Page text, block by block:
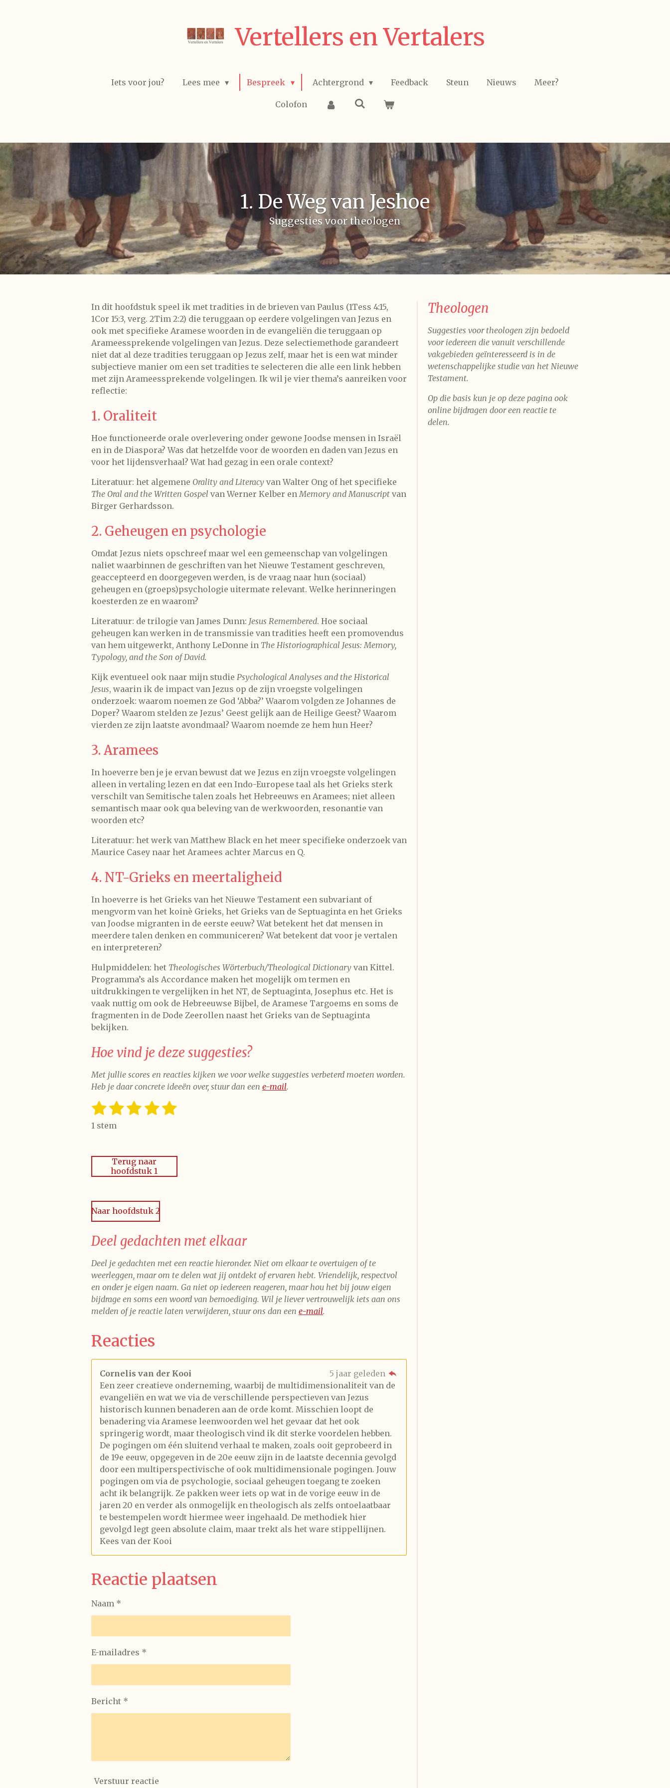
Vertellers en Vertalers
Iets voor jou? Lees mee Bespreek Achtergrond Feedback Steun Nieuws Meer?
Colofon
1. De Weg van Jeshoe
Suggesties voor theologen
In dit hoofdstuk speel ik met tradities in de brieven van Paulus (1Tess 4:15,
1Cor 15:3, verg. 2Tim 2:2) die teruggaan op eerdere volgelingen van Jezus en
ook met specifieke Aramese woorden in de evangeliën die teruggaan op
Arameessprekende volgelingen van Jezus. Deze selectiemethode garandeert
niet dat al deze tradities teruggaan op Jezus zelf, maar het is een wat minder
subjectieve manier om een set tradities te selecteren die alle een link hebben
met zijn Arameessprekende volgelingen. Ik wil je vier thema’s aanreiken voor
reflectie:
1. Oraliteit
Hoe functioneerde orale overlevering onder gewone Joodse mensen in Israël
en in de Diaspora? Was dat hetzelfde voor de woorden en daden van Jezus en
voor het lijdensverhaal? Wat had gezag in een orale context?
Literatuur: het algemene Orality and Literacy van Walter Ong of het specifieke
The Oral and the Written Gospel van Werner Kelber en Memory and Manuscript van
Birger Gerhardsson.
2. Geheugen en psychologie
Omdat Jezus niets opschreef maar wel een gemeenschap van volgelingen
naliet waarbinnen de geschriften van het Nieuwe Testament geschreven,
geaccepteerd en doorgegeven werden, is de vraag naar hun (sociaal)
geheugen en (groeps)psychologie uitermate relevant. Welke herinneringen
koesterden ze en waarom?
Literatuur: de trilogie van James Dunn: Jesus Remembered. Hoe sociaal
geheugen kan werken in de transmissie van tradities heeft een promovendus
van hem uitgewerkt, Anthony LeDonne in The Historiographical Jesus: Memory,
Typology, and the Son of David.
Kijk eventueel ook naar mijn studie Psychological Analyses and the Historical
Jesus, waarin ik de impact van Jezus op de zijn vroegste volgelingen
onderzoek: waarom noemen ze God ‘Abba?’ Waarom volgden ze Johannes de
Doper? Waarom stelden ze Jezus’ Geest gelijk aan de Heilige Geest? Waarom
vierden ze zijn laatste avondmaal? Waarom noemde ze hem hun Heer?
3. Aramees
In hoeverre ben je je ervan bewust dat we Jezus en zijn vroegste volgelingen
alleen in vertaling lezen en dat een Indo-Europese taal als het Grieks sterk
verschilt van Semitische talen zoals het Hebreeuws en Aramees; niet alleen
semantisch maar ook qua beleving van de werkwoorden, resonantie van
woorden etc?
Literatuur: het werk van Matthew Black en het meer specifieke onderzoek van
Maurice Casey naar het Aramees achter Marcus en Q.
4. NT-Grieks en meertaligheid
In hoeverre is het Grieks van het Nieuwe Testament een subvariant of
mengvorm van het koinè Grieks, het Grieks van de Septuaginta en het Grieks
van Joodse migranten in de eerste eeuw? Wat betekent het dat mensen in
meerdere talen denken en communiceren? Wat betekent dat voor je vertalen
en interpreteren?
Hulpmiddelen: het Theologisches Wörterbuch/Theological Dictionary van Kittel.
Programma’s als Accordance maken het mogelijk om termen en
uitdrukkingen te vergelijken in het NT, de Septuaginta, Josephus etc. Het is
vaak nuttig om ook de Hebreeuwse Bijbel, de Aramese Targoems en soms de
fragmenten in de Dode Zeerollen naast het Grieks van de Septuaginta
bekijken.
Hoe vind je deze suggesties?
Met jullie scores en reacties kijken we voor welke suggesties verbeterd moeten worden.
Heb je daar concrete ideeën over, stuur dan een e-mail.
R
a
t
n
:
s
t
r
e
n
1
s
e
r
2
s
e
r
e
n
3
e
r
e
n
4
e
r
e
n
5
e
r
S
e
1 stem
Terug naar
hoofdstuk 1
Naar hoofdstuk 2
Deel gedachten met elkaar
Deel je gedachten met een reactie hieronder. Niet om elkaar te overtuigen of te
weerleggen, maar om te delen wat jij ontdekt of ervaren hebt. Vriendelijk, respectvol
en onder je eigen naam. Ga niet op iedereen reageren, maar hou het bij jouw eigen
bijdrage en soms een woord van bemoediging. Wil je liever vertrouwelijk iets aan ons
melden of je reactie laten verwijderen, stuur ons dan een e-mail.
Reacties
Cornelis van der Kooi
5 jaar geleden
Een zeer creatieve onderneming, waarbij de multidimensionaliteit van de
evangeliën en wat we via de verschillende perspectieven van Jezus
historisch kunnen benaderen aan de orde komt. Misschien loopt de
benadering via Aramese leenwoorden wel het gevaar dat het ook
springerig wordt, maar theologisch vind ik dit sterke voordelen hebben.
De pogingen om één sluitend verhaal te maken, zoals ooit geprobeerd in
de 19e eeuw, opgegeven in de 20e eeuw zijn in de laatste decennia gevolgd
door een multiperspectivische of ook multidimensionale pogingen. Jouw
pogingen om via de psychologie, sociaal geheugen toegang te zoeken
acht ik belangrijk. Ze pakken weer iets op wat in de vorige eeuw in de
jaren 20 en verder als onmogelijk en theologisch als zelfs ontoelaatbaar
te bestempelen wordt hiermee weer ingehaald. De methodiek hier
gevolgd legt geen absolute claim, maar trekt als het ware stippellijnen.
Kees van der Kooi
Reactie plaatsen
Naam *
E-mailadres *
Bericht *
Verstuur reactie
Theologen
Suggesties voor theologen zijn bedoeld
voor iedereen die vanuit verschillende
vakgebieden geïnteresseerd is in de
wetenschappelijke studie van het Nieuwe
Testament.
Op die basis kun je op deze pagina ook
online bijdragen door een reactie te
delen.